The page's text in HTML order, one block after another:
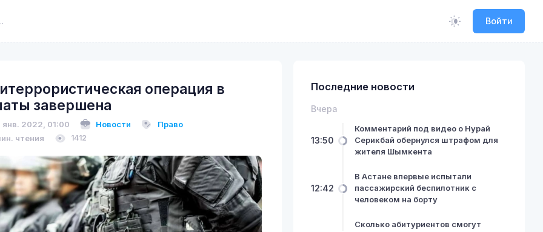
Войти
операция в
завершена
янв. 2022, 01:00 Новости
Право
чтения
1412
Последние новости
Вчера
13:50
Комментарий под видео о Нурай
Серикбай обернулся штрафом для
жителя Шымкента
12:42
В Астане впервые испытали
пассажирский беспилотник с
человеком на борту
Сколько абитуриентов смогут